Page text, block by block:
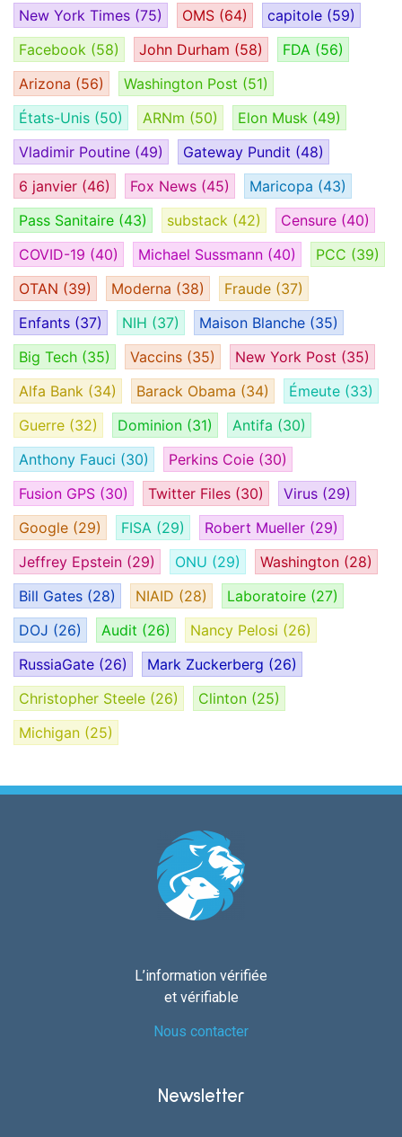
New York Times (75) OMS (64) capitole (59)
Facebook (58) John Durham (58) FDA (56)
Arizona (56) Washington Post (51)
États-Unis (50) ARNm (50) Elon Musk (49)
Vladimir Poutine (49) Gateway Pundit (48)
6 janvier (46) Fox News (45) Maricopa (43)
Pass Sanitaire (43) substack (42) Censure (40)
COVID-19 (40) Michael Sussmann (40) PCC (39)
OTAN (39) Moderna (38) Fraude (37)
Enfants (37) NIH (37) Maison Blanche (35)
Big Tech (35) Vaccins (35) New York Post (35)
Alfa Bank (34) Barack Obama (34) Émeute (33)
Guerre (32) Dominion (31) Antifa (30)
Anthony Fauci (30) Perkins Coie (30)
Fusion GPS (30) Twitter Files (30) Virus (29)
Google (29) FISA (29) Robert Mueller (29)
Jeffrey Epstein (29) ONU (29) Washington (28)
Bill Gates (28) NIAID (28) Laboratoire (27)
DOJ (26) Audit (26) Nancy Pelosi (26)
RussiaGate (26) Mark Zuckerberg (26)
Christopher Steele (26) Clinton (25)
Michigan (25)
L’information vérifiée
et vérifiable
Nous contacter
Newsletter